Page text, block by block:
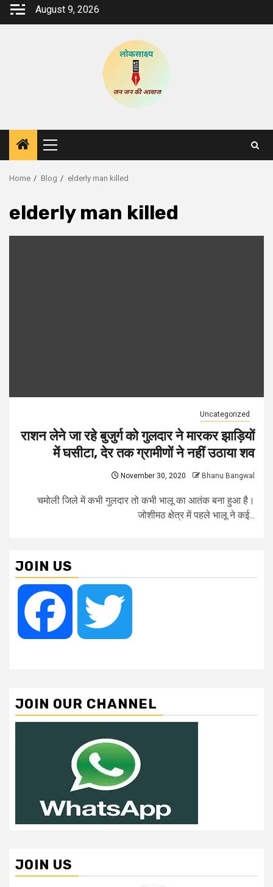
Skip
August 9, 2026
Primary
Menu
Home Blog elderly man killed
elderly man killed
Uncategorized
राशन लेने जा रहे बुजुर्ग को गुलदार ने मारकर झाड़ियों
में घसीटा, देर तक ग्रामीणों ने नहीं उठाया शव
November 30, 2020 Bhanu Bangwal
चमोली जिले में कभी गुलदार तो कभी भालू का आतंक बना हुआ है।
जोशीमठ क्षेत्र में पहले भालू ने कई...
JOIN US
Facebook
JOIN OUR CHANNEL
JOIN US